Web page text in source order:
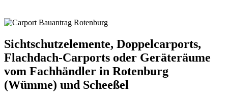
Sichtschutzelemente, Doppelcarports,
Flachdach-Carports oder Geräteräume
vom Fachhändler in Rotenburg
(Wümme) und Scheeßel